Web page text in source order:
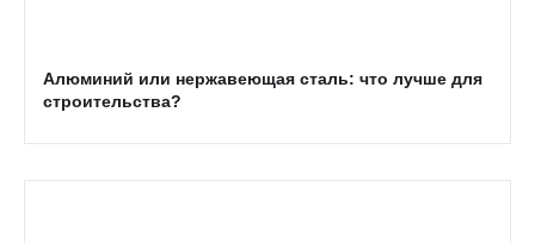
Алюминий или нержавеющая сталь: что лучше для
строительства?